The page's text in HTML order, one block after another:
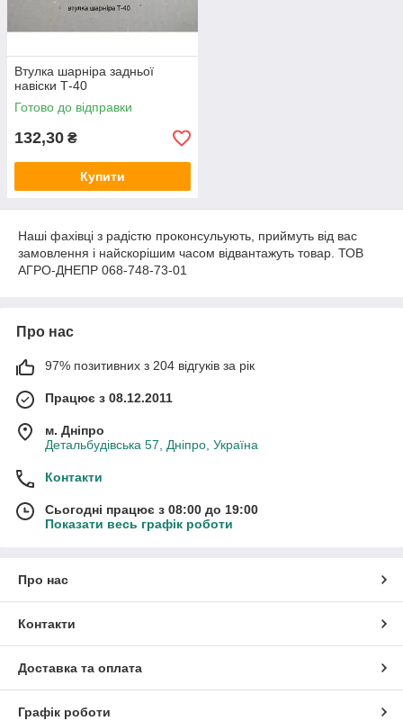
Втулка шарніра задньої
навіски Т-40
Готово до відправки
132,30 ₴
Купити
Наші фахівці з радістю проконсульують, приймуть від вас
замовлення і найскорішим часом відвантажуть товар. ТОВ
АГРО-ДНЕПР 068-748-73-01
Про нас
97% позитивних з 204 відгуків за рік
Працює з 08.12.2011
м. Дніпро
Детальбудівська 57, Дніпро, Україна
Контакти
Сьогодні працює з 08:00 до 19:00
Показати весь графік роботи
Про нас
Контакти
Доставка та оплата
Графік роботи